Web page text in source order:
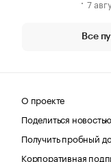
7
Все
О проекте
Поделиться
Получить пробный
Корпоративная